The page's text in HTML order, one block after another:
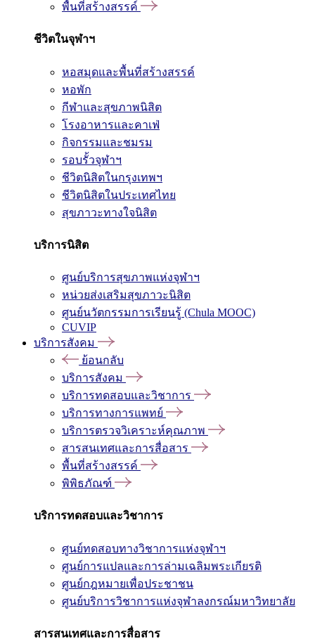
พื้นที่สร้างสรรค์
ชีวิตในจุฬาฯ
หอสมุดและพื้นที่สร้างสรรค์
หอพัก
กีฬาและสุขภาพนิสิต
โรงอาหารและคาเฟ่
กิจกรรมและชมรม
รอบรั้วจุฬาฯ
ชีวิตนิสิตในกรุงเทพฯ
ชีวิตนิสิตในประเทศไทย
สุขภาวะทางใจนิสิต
บริการนิสิต
ศูนย์บริการสุขภาพแห่งจุฬาฯ
หน่วยส่งเสริมสุขภาวะนิสิต
ศูนย์นวัตกรรมการเรียนรู้ (Chula MOOC)
CUVIP
บริการสังคม
ย้อนกลับ
บริการสังคม
บริการทดสอบและวิชาการ
บริการทางการแพทย์
บริการตรวจวิเคราะห์คุณภาพ
สารสนเทศและการสื่อสาร
พื้นที่สร้างสรรค์
พิพิธภัณฑ์
บริการทดสอบและวิชาการ
ศูนย์ทดสอบทางวิชาการแห่งจุฬาฯ
ศูนย์การแปลและการล่ามเฉลิมพระเกียรติ
ศูนย์กฎหมายเพื่อประชาชน
ศูนย์บริการวิชาการแห่งจุฬาลงกรณ์มหาวิทยาลัย
สารสนเทศและการสื่อสาร